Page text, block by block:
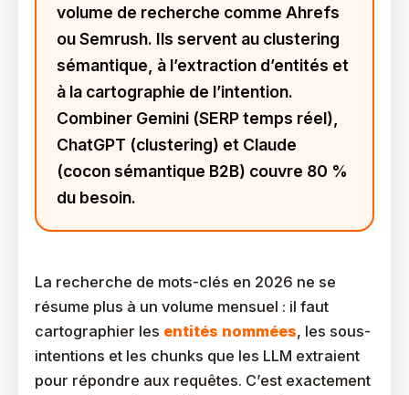
volume de recherche comme Ahrefs
ou Semrush. Ils servent au clustering
sémantique, à l’extraction d’entités et
à la cartographie de l’intention.
Combiner Gemini (SERP temps réel),
ChatGPT (clustering) et Claude
(cocon sémantique B2B) couvre 80 %
du besoin.
La recherche de mots-clés en 2026 ne se
résume plus à un volume mensuel : il faut
cartographier les entités nommées, les sous-
intentions et les chunks que les LLM extraient
pour répondre aux requêtes. C’est exactement